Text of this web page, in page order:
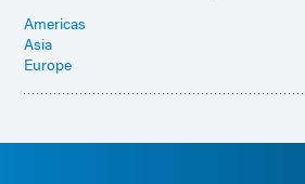
Americas
Asia
Europe